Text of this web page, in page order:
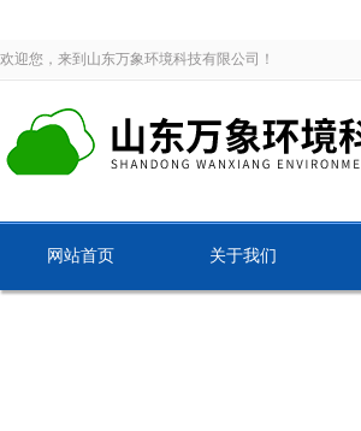
欢迎您，来到山东万象环境科技有限公司！
网站首页 关于我们